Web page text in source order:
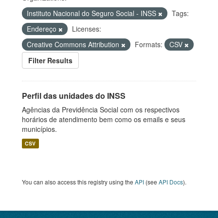
Instituto Nacional do Seguro Social - INSS
Tags:
Endereço
Licenses:
Creative Commons Attribution
Formats:
CSV
Filter Results
Perfil das unidades do INSS
Agências da Previdência Social com os respectivos
horários de atendimento bem como os emails e seus
municípios.
CSV
You can also access this registry using the API (see API Docs).